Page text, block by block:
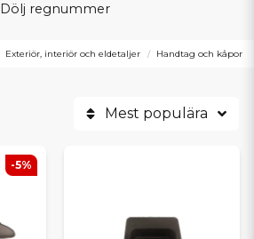
Dölj regnummer
Exteriör, interiör och eldetaljer Handtag och kåpor
Mest populära
-5%